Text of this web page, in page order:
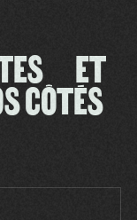
ET
CÔTÉS